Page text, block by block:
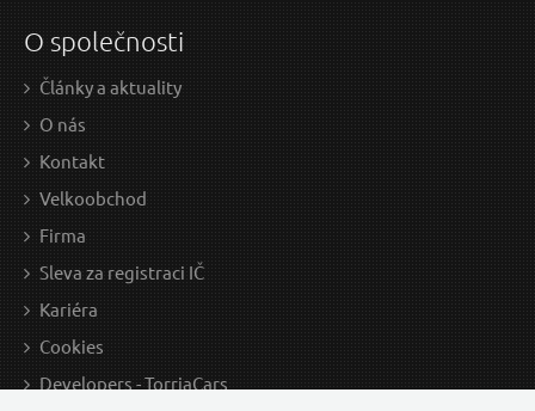
O společnosti
Články a aktuality
O nás
Kontakt
Velkoobchod
Firma
Sleva za registraci IČ
Kariéra
Cookies
Developers - TorriaCars